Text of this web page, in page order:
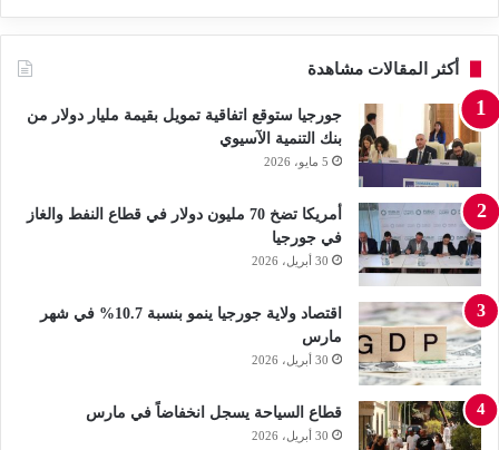
أكثر المقالات مشاهدة
جورجيا ستوقع اتفاقية تمويل بقيمة مليار دولار من
بنك التنمية الآسيوي
5 مايو، 2026
أمريكا تضخ 70 مليون دولار في قطاع النفط والغاز
في جورجيا
30 أبريل، 2026
اقتصاد ولاية جورجيا ينمو بنسبة 10.7% في شهر
مارس
30 أبريل، 2026
قطاع السياحة يسجل انخفاضاً في مارس
30 أبريل، 2026